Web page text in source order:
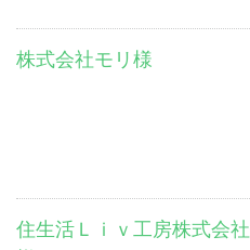
株式会社モリ様
住生活Ｌｉｖ工房株式会社